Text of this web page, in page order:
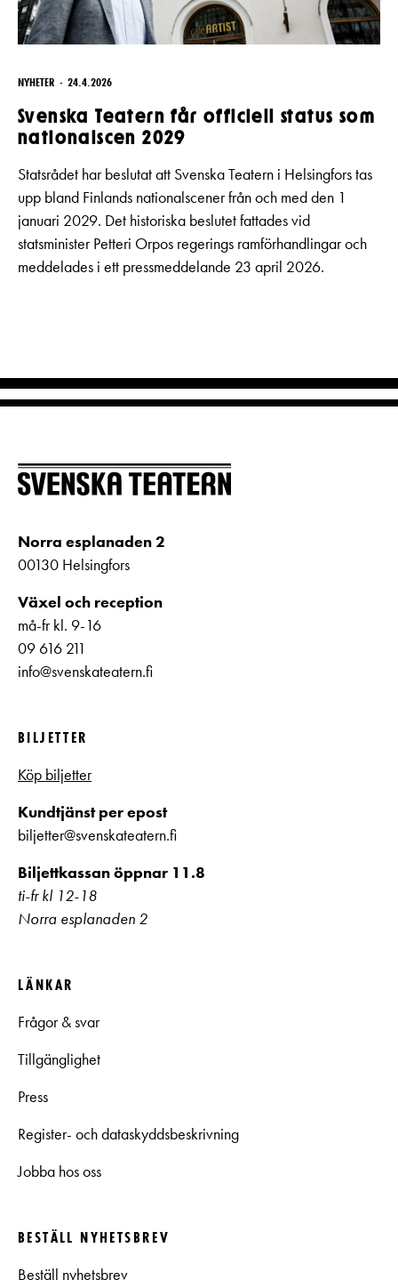
NYHETER 24.4.2026
Svenska Teatern får officiell status som
nationalscen 2029
Statsrådet har beslutat att Svenska Teatern i Helsingfors tas
upp bland Finlands nationalscener från och med den 1
januari 2029. Det historiska beslutet fattades vid
statsminister Petteri Orpos regerings ramförhandlingar och
meddelades i ett pressmeddelande 23 april 2026.
Norra esplanaden 2
00130 Helsingfors
Växel och reception
må-fr kl. 9-16
09 616 211
info@svenskateatern.fi
BILJETTER
Köp biljetter
Kundtjänst per epost
biljetter@svenskateatern.fi
Biljettkassan öppnar 11.8
ti-fr kl 12-18
Norra esplanaden 2
LÄNKAR
Frågor & svar
Tillgänglighet
Press
Register- och dataskyddsbeskrivning
Jobba hos oss
BESTÄLL NYHETSBREV
Beställ nyhetsbrev